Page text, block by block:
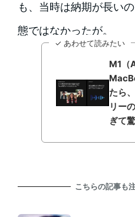
も、当時は納期が長い
態ではなかったが。
✓ あわせて読みたい
M1（
たら
リー
ぎて
こちらの記事も